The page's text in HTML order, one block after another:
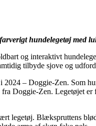
hundelegetøj med
og interaktivt
tilbyde sjove og
– Doggie-Zen. Som
Doggie-Zen. Legetøjet
legetøj. Blækspruttens